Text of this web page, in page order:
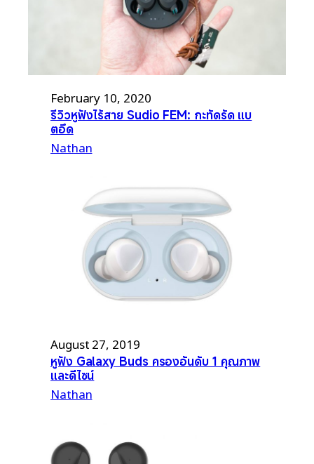
February 10, 2020
รีวิวหูฟังไร้สาย Sudio FEM: กะทัดรัด แบ
ตอึด
Nathan
August 27, 2019
หูฟัง Galaxy Buds ครองอันดับ 1 คุณภาพ
และดีไซน์
Nathan